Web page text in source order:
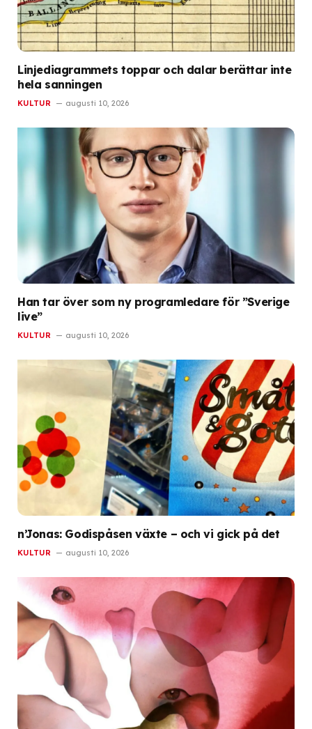
Linjediagrammets toppar och dalar berättar inte
hela sanningen
KULTUR augusti 10, 2026
Han tar över som ny programledare för ”Sverige
live”
KULTUR augusti 10, 2026
n’Jonas: Godispåsen växte – och vi gick på det
KULTUR augusti 10, 2026